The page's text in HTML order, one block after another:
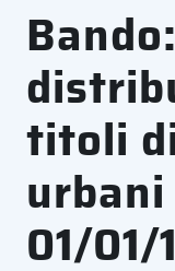
titoli
01/01/